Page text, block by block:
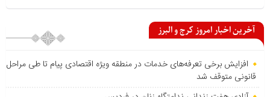
آخرین اخبار امروز کرج و البرز
افزایش برخی تعرفه‌های خدمات در منطقه ویژه اقتصادی پیام تا طی مراحل
قانونی متوقف شد